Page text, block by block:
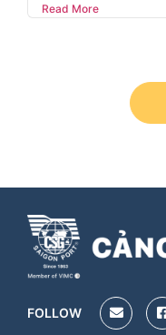
Read More
FOLLOW